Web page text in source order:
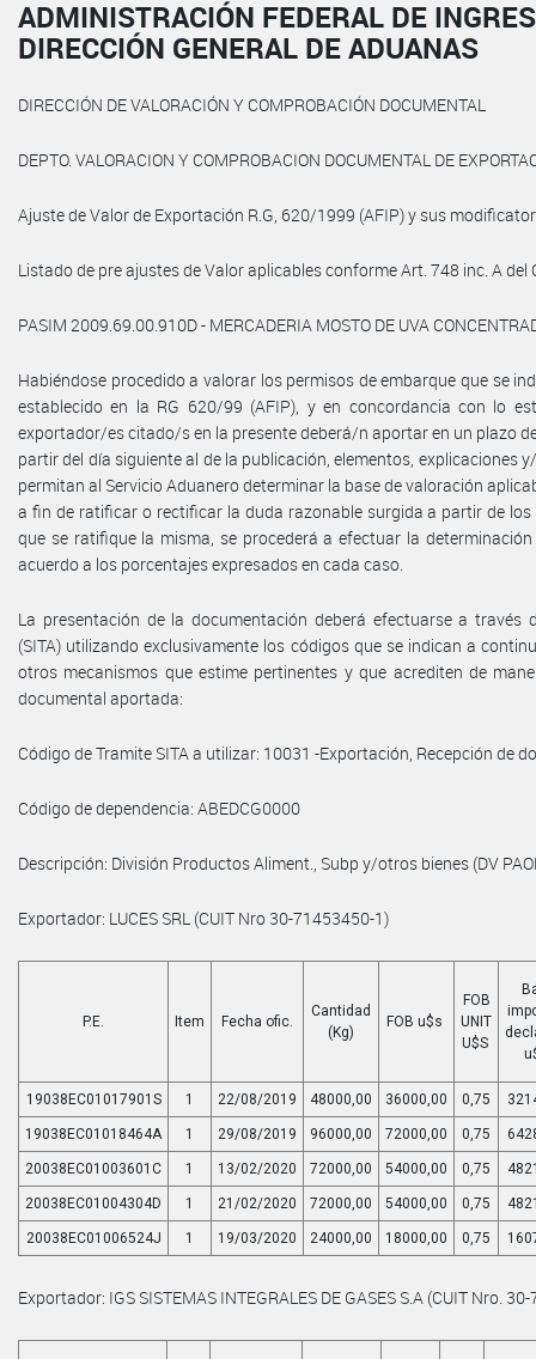
ADMINISTRACIÓN FEDERAL DE
DIRECCIÓN GENERAL DE ADUANAS
DIRECCIÓN DE VALORACIÓN Y COMPROBACIÓN DOCUMENTAL
DEPTO. VALORACION Y COMPROBACION DOCUMENTAL DE
Ajuste de Valor de Exportación R.G, 620/1999 (AFIP) y sus
Listado de pre ajustes de Valor aplicables conforme Art. 748 inc. A del
PASIM 2009.69.00.910D - MERCADERIA MOSTO DE UVA
Habiéndose procedido a valorar los permisos de embarque que se
establecido en la RG 620/99 (AFIP), y en concordancia con lo
exportador/es citado/s en la presente deberá/n aportar en un plazo
partir del día siguiente al de la publicación, elementos, explicaciones
permitan al Servicio Aduanero determinar la base de valoración
a fin de ratificar o rectificar la duda razonable surgida a partir de
que se ratifique la misma, se procederá a efectuar la
acuerdo a los porcentajes expresados en cada caso.
La presentación de la documentación deberá efectuarse a través
(SITA) utilizando exclusivamente los códigos que se indican a
otros mecanismos que estime pertinentes y que acrediten de
documental aportada:
Código de Tramite SITA a utilizar: 10031 -Exportación, Recepción de
Código de dependencia: ABEDCG0000
Descripción: División Productos Aliment., Subp y/otros bienes (DV
Exportador: LUCES SRL (CUIT Nro 30-71453450-1)
P.E. Item Fecha ofic.
Cantidad
(Kg)
FOB u$s
FOB
UNIT
U$S
19038EC01017901S 1 22/08/2019 48000,00 36000,00 0,75
19038EC01018464A 1 29/08/2019 96000,00 72000,00 0,75
20038EC01003601C 1 13/02/2020 72000,00 54000,00 0,75
20038EC01004304D 1 21/02/2020 72000,00 54000,00 0,75
20038EC01006524J 1 19/03/2020 24000,00 18000,00 0,75
Exportador: IGS SISTEMAS INTEGRALES DE GASES S.A (CUIT Nro.